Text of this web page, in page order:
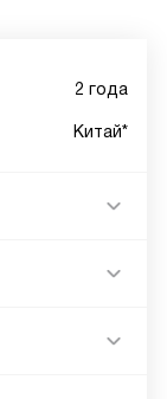
2 года
Китай*